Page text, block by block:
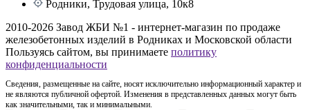
Родники, Трудовая улица, 10к8
2010-2026 Завод ЖБИ №1 - интернет-магазин по продаже
железобетонных изделий в Родниках и Московской области
Пользуясь сайтом, вы принимаете политику
конфиденциальности
Сведения, размещенные на сайте, носят исключительно информационный характер и
не являются публичной офертой. Изменения в представленных данных могут быть
как значительными, так и минимальными.